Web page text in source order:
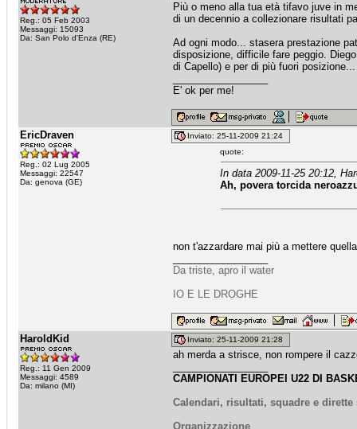
Reg.: 05 Feb 2003
Messaggi: 15093
Da: San Polo d'Enza (RE)
Più o meno alla tua età tifavo juve in
di un decennio a collezionare risultati
Ad ogni modo... stasera prestazione
disposizione, difficile fare peggio.
di Capello) e per di più fuori
E' ok per me!
EricDraven
Reg.: 02 Lug 2005
Messaggi: 22547
Da: genova (GE)
Inviato: 25-11-2009 21:24
quote:
In data 2009-11-25 20:12,
Ah, povera torcida
non t'azzardare mai più a mettere
Da triste, apro il water
IO E LE DROGHE
HaroldKid
Reg.: 11 Gen 2009
Messaggi: 4589
Da: milano (MI)
Inviato: 25-11-2009 21:28
ah merda a strisce, non rompere il
CAMPIONATI EUROPEI U22 DI
Calendari, risultati, squadre e dirette
Organizzazione